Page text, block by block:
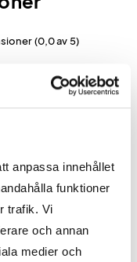
anpassa innehållet
funktioner
trafik. Vi
och annan
medier och
(0,0 av 5)